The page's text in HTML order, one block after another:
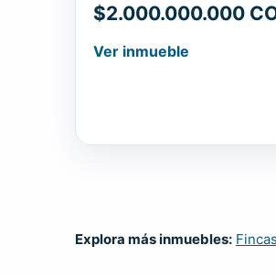
$2.000.000.000
Ver inmueble
Explora más inmuebles: